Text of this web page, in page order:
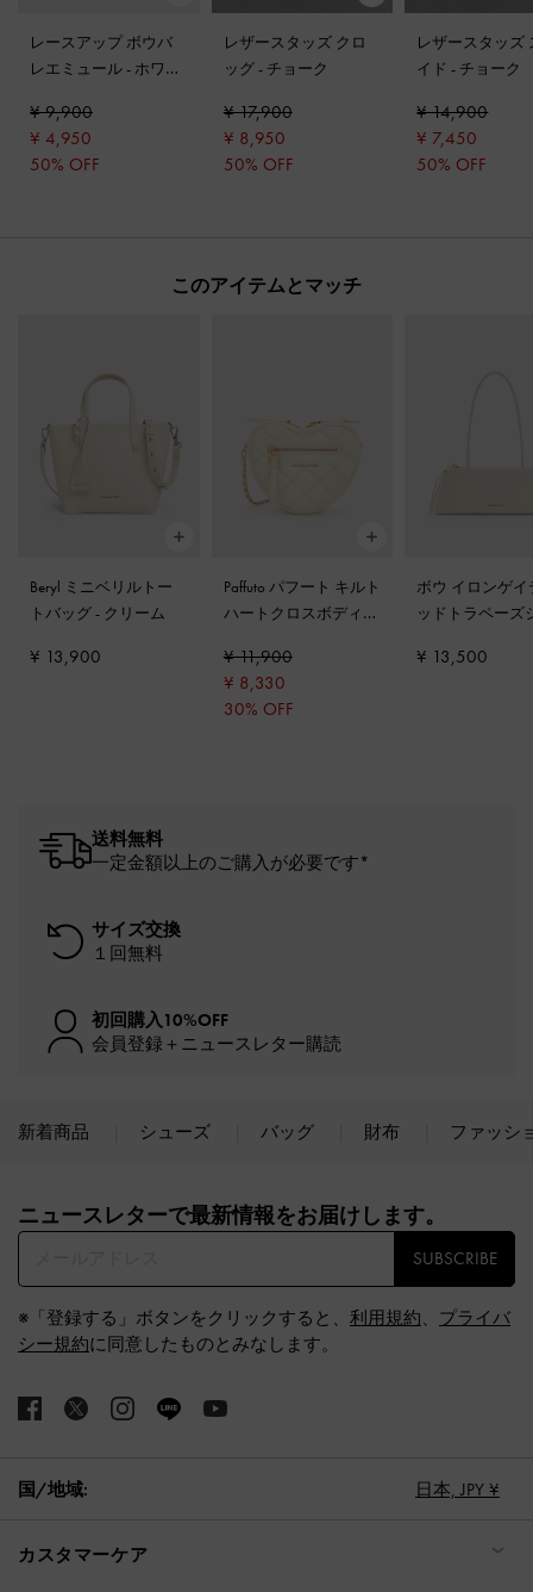
レースアップ ボウバ
レエミュール- ホワイ
¥ 9,900
¥ 4,950
50% OFF
レザースタッズ クロ
ッグ- チョーク
¥ 17,900
¥ 8,950
50% OFF
レザースタッズ
イド- チョーク
¥ 14,900
¥ 7,450
50% OFF
このアイテムとマッチ
Beryl ミニベリルトー
トバッグ- クリーム
¥ 13,900
Paffuto パフート キルト
ハートクロスボディバ
¥ 11,900
¥ 8,330
30% OFF
ボウ イロンゲイ
ッドトラペーズ
¥ 13,500
送料無料
一定金額以上のご購入が必要です*
サイズ交換
１回無料
初回購入10%OFF
会員登録＋ニュースレター購読
新着商品 シューズ バッグ 財布 ファッシ
ニュースレターで最新情報をお届けします。​
SUBSCRIBE
※「登録する」ボタンをクリックすると、 利用規約、 プライバ
シー規約に同意したものとみなします。
国/地域: 日本, JPY ¥
カスタマーケア